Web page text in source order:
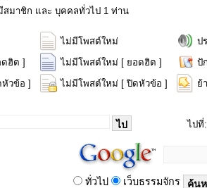
สมาชิก และ บุคคลทั่วไป 1 ท่าน
ไม่มีโพสต์ใหม่
ป
ฮิต ]
ไม่มีโพสต์ใหม่ [ ยอดฮิต ]
ปั
วข้อ ]
ไม่มีโพสต์ใหม่ [ ปิดหัวข้อ ] ย้
ไปที่:
ทั่วไป เว็บธรรมจักร